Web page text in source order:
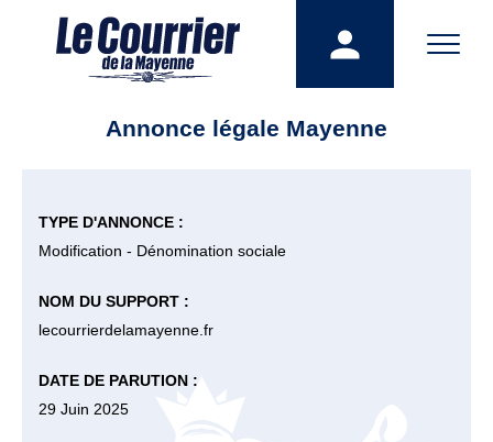
Annonce légale Mayenne
TYPE D'ANNONCE :
Modification - Dénomination sociale
NOM DU SUPPORT :
lecourrierdelamayenne.fr
DATE DE PARUTION :
29 Juin 2025